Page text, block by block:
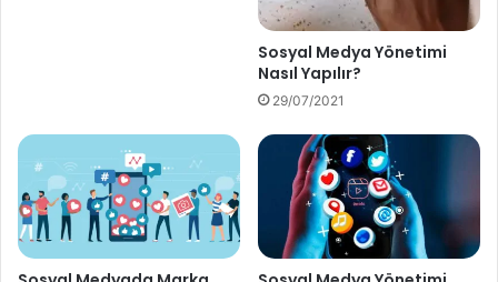
K
d
e
d
i
Sosyal Medya Yönetimi
Nasıl Yapılır?
29/07/2021